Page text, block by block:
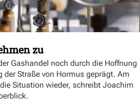
zu
Gashandel noch durch die Hoffnung
der Straße von Hormus geprägt. Am
Situation wieder, schreibt Joachim